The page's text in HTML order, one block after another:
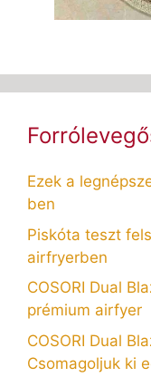
Ezek a
ben
Piskóta teszt
airfryerben
COSORI Dual
prémium airfyer
COSORI Dual
Csomagoljuk ki